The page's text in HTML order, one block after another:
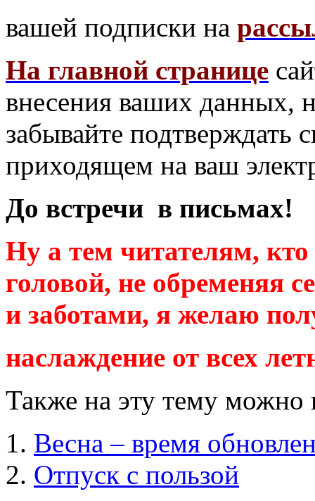
вашей подписки на
На главной странице
внесения ваших данных,
забывайте подтверждать
приходящем на ваш
До встречи в письмах!
Ну а тем читателям,
головой, не обременяя
и заботами, я желаю
наслаждение от всех
Также на эту тему можно
Весна – время
Отпуск с пользой